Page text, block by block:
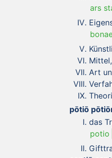
ars
Art
pōtiō
das
potio